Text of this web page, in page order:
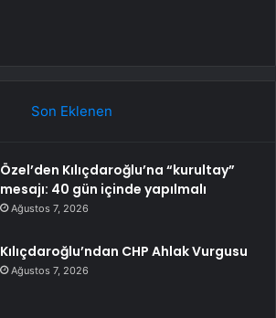
Son Eklenen
Özel’den Kılıçdaroğlu’na “kurultay”
mesajı: 40 gün içinde yapılmalı
Ağustos 7, 2026
Kılıçdaroğlu’ndan CHP Ahlak Vurgusu
Ağustos 7, 2026